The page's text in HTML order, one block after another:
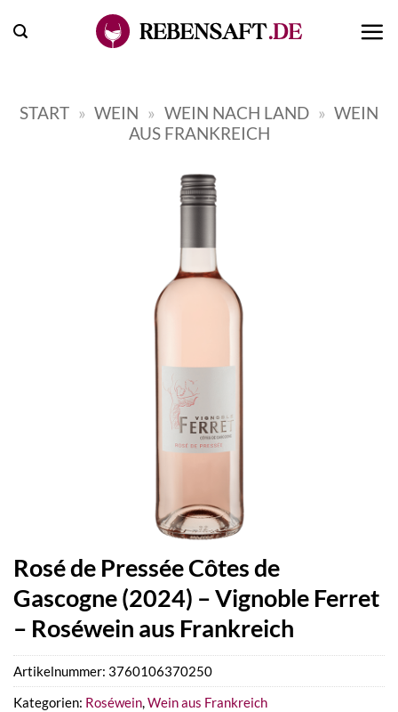
Inhalt
START » WEIN » WEIN NACH LAND » WEIN
AUS FRANKREICH
Rosé de Pressée Côtes de
Gascogne (2024) – Vignoble Ferret
– Roséwein aus Frankreich
Artikelnummer: 3760106370250
Kategorien: Roséwein,Wein aus Frankreich